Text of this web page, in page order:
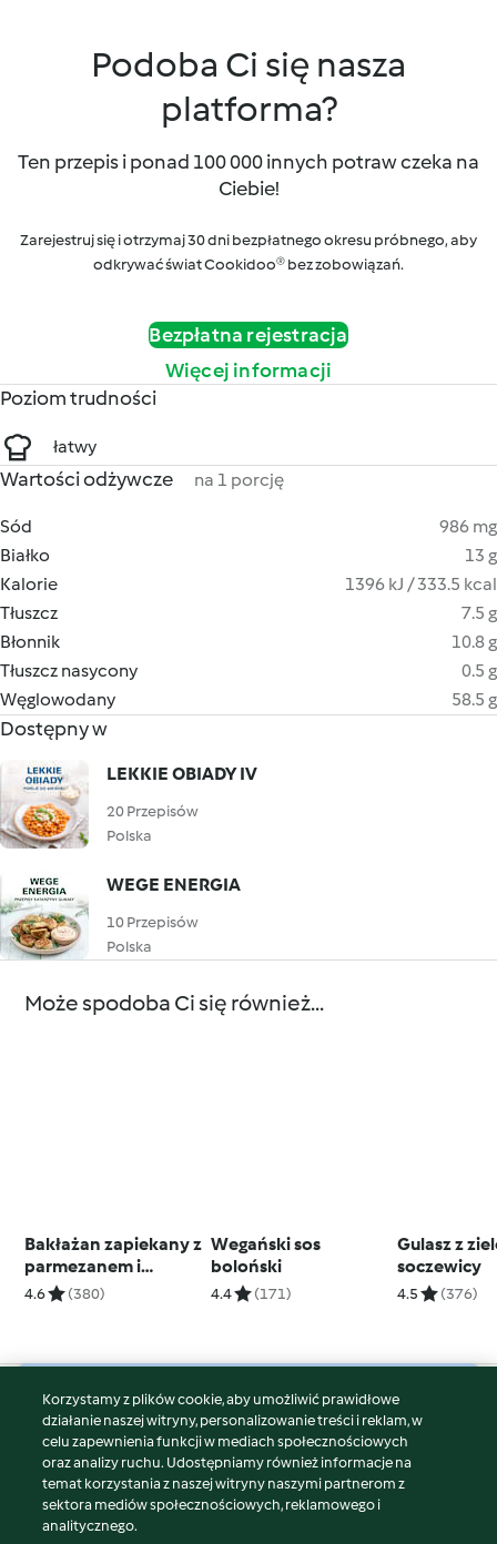
Podoba Ci się nasza
platforma?
Ten przepis i ponad 100 000 innych potraw czeka na
Ciebie!
Zarejestruj się i otrzymaj 30 dni bezpłatnego okresu próbnego, aby
odkrywać świat Cookidoo® bez zobowiązań.
Bezpłatna rejestracja
Więcej informacji
Poziom trudności
łatwy
Wartości odżywcze na 1 porcję
Sód
986 mg
Białko
13 g
Kalorie
1396 kJ / 333.5 kcal
Tłuszcz
7.5 g
Błonnik
10.8 g
Tłuszcz nasycony
0.5 g
Węglowodany
58.5 g
Dostępny w
LEKKIE OBIADY IV
20 Przepisów
Polska
WEGE ENERGIA
10 Przepisów
Polska
Może spodoba Ci się również...
Bakłażan zapiekany z
parmezanem i
mozzarellą
4.6 (380)
Wegański sos
boloński
4.4 (171)
Gulasz z
soczewicy
4.5 (376)
© Copyright 2026
Warunki korzystania
Polityka prywatności
Disclaimer
Znak wydawcy
Korzystamy z plików cookie, aby umożliwić prawidłowe
działanie naszej witryny, personalizowanie treści i reklam, w
celu zapewnienia funkcji w mediach społecznościowych
oraz analizy ruchu. Udostępniamy również informacje na
temat korzystania z naszej witryny naszymi partnerom z
sektora mediów społecznościowych, reklamowego i
analitycznego.